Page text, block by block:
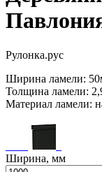
Рулонка.рус
Ширина ламели:
Толщина ламели:
Материал ламели:
Ширина, мм